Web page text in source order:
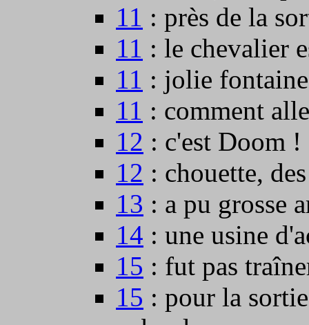
11 : près de la
11 : le chevalier
11 : jolie
11 : comment
12 : c'est Doom !
12 : chouette,
13 : a pu grosse
14 : une usine
15 : fut pas
15 : pour la